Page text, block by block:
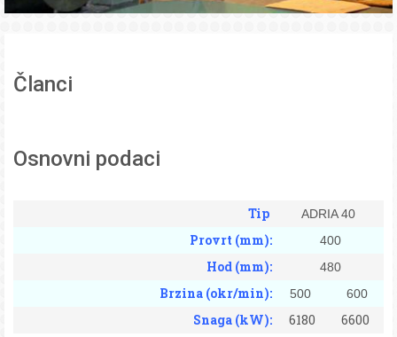
Članci
Osnovni podaci
Tip ADRIA 40
Provrt (mm): 400
Hod (mm): 480
Brzina (okr/min): 500 600
Snaga (kW): 6180
6600